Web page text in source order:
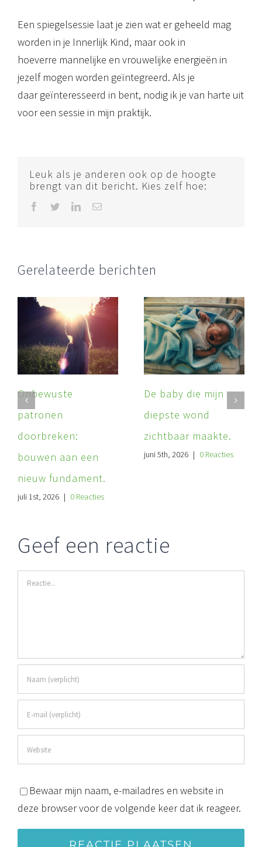
Een spiegelsessie laat je zien wat er geheeld mag
worden in je Innerlijk Kind, maar ook in
hoeverre mannelijke en vrouwelijke energieën in
jezelf mogen worden geïntegreerd. Als je
daar geïnteresseerd in bent, nodig ik je van harte uit
voor een sessie in mijn praktijk.
Leuk als je anderen ook op de hoogte
brengt van dit bericht. Kies zelf hoe:
Facebook
TwitterLinkedIn
E-
Gerelateerde berichten
Onbewuste
patronen
doorbreken:
bouwen aan een
nieuw fundament.
juli 1st, 2026 | 0 Reacties
De baby die mijn
diepste wond
zichtbaar maakte.
juni 5th, 2026 | 0 Reacties
Geef een reactie
Reactie
Bewaar mijn naam, e-mailadres en website in
deze browser voor de volgende keer dat ik reageer.